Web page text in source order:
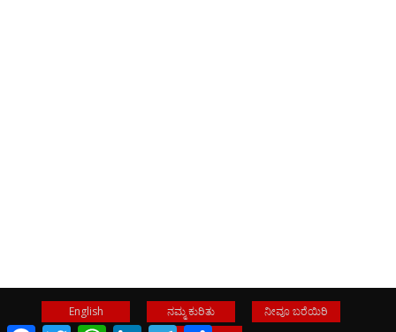
English ನಮ್ಮ ಕುರಿತು
ನೀವೂ ಬರೆಯಿರಿ